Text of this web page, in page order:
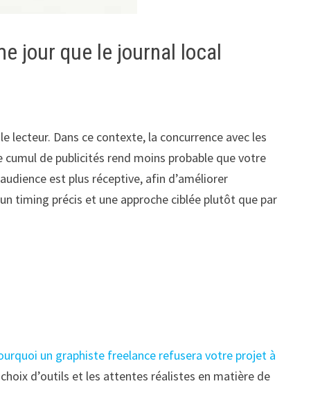
jour que le journal local
lecteur. Dans ce contexte, la concurrence avec les
cumul de publicités rend moins probable que votre
est plus réceptive, afin d’améliorer
timing précis et une approche ciblée plutôt que par
un graphiste freelance refusera votre projet à
d’outils et les attentes réalistes en matière de